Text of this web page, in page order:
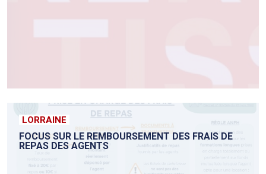
LORRAINE
FOCUS SUR LE REMBOURSEMENT DES FRAIS DE
REPAS DES AGENTS